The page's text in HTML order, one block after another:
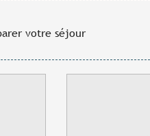
votre séjour